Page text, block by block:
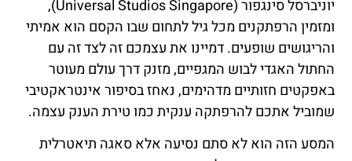
יוניברסל סינגפור (Universal Studios Singapore),
ומזמין הרפתקנים מכל גיל לתחום שבו הקסם הוא אמיתי
והריגושים שופעים. דמיינו את עצמכם זה לצד זה עם
החתול האגדי לבוש המגפיים, מזנק דרך עולם מעוטר
באפקטים חזותיים מדהימים, נאחז בסיפור אינטראקטיבי
שמוביל אתכם להרפתקה ענקית כמו טירת הענק עצמה.
המסע הזה הוא לא סתם נסיעה אלא סאגה תיאטרלית